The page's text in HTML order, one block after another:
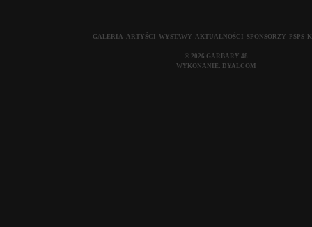
GALERIA ARTYŚCI WYSTAWY AKTUALNOŚCI SPONSORZY PSPS
© 2026 GARBARY 48
WYKONANIE: DYALCOM